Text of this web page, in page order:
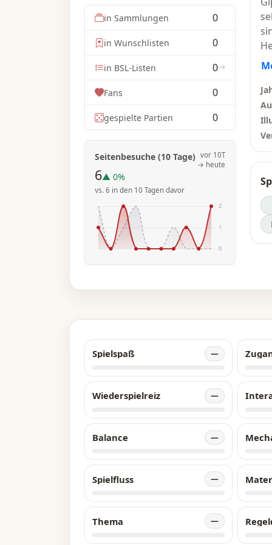
in Sammlungen 0
in Wunschlisten 0
in BSL-Listen 0
Fans 0
gespielte Partien 0
Seitenbesuche (10 Tage)
6▲ 0%
vs. 6 in den 10 Tagen davor
vor 10T
→ heute
Spielspaß —
Wiederspielreiz —
Balance —
Spielfluss —
Thema —